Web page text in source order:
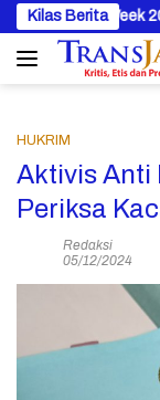
Langsung
ke
konten
Kilas Berita
Week 2026 Dengan
HUKRIM
Aktivis Anti
Periksa
Redaksi
05/12/2024